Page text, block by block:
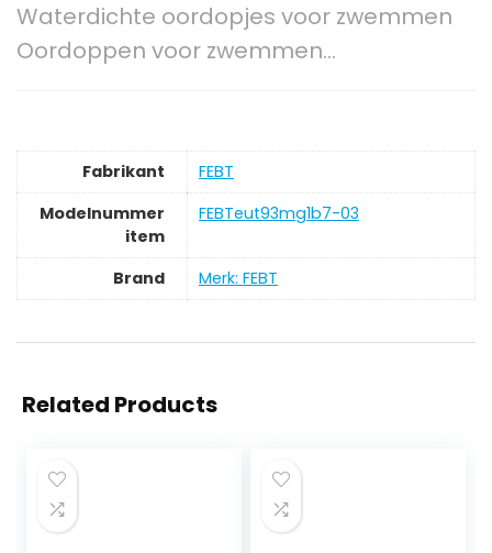
Waterdichte oordopjes voor zwemmen
Oordoppen voor zwemmen…
Fabrikant
‎FEBT
Modelnummer
item
‎FEBTeut93mg1b7-03
Brand Merk: FEBT
Related Products